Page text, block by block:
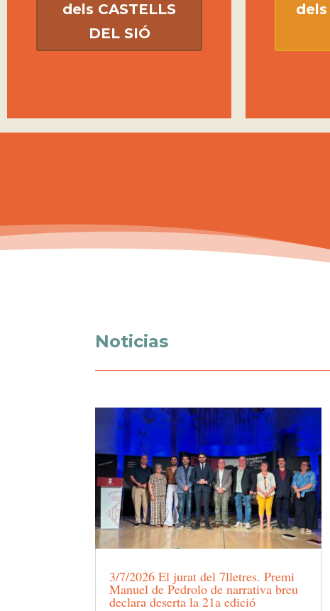
dels CASTELLS
DEL SIÓ
dels
Noticias
3/7/2026 El jurat del 7lletres. Premi
Manuel de Pedrolo de narrativa breu
declara deserta la 21a edició